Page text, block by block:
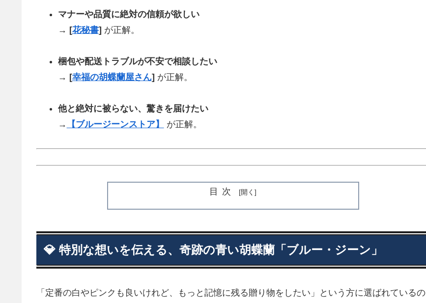
マナーや品質に絶対の信頼が欲しい
→ [花秘書] が正解。
梱包や配送トラブルが不安で相談したい
→ [幸福の胡蝶蘭屋さん] が正解。
他と絶対に被らない、驚きを届けたい
→
【ブルージーンストア】 が正解。
目次
💎 特別な想いを伝える、奇跡の青い胡蝶蘭「ブルー・ジーン」
「定番の白やピンクも良いけれど、もっと記憶に残る贈り物をしたい」という方に選ばれているの